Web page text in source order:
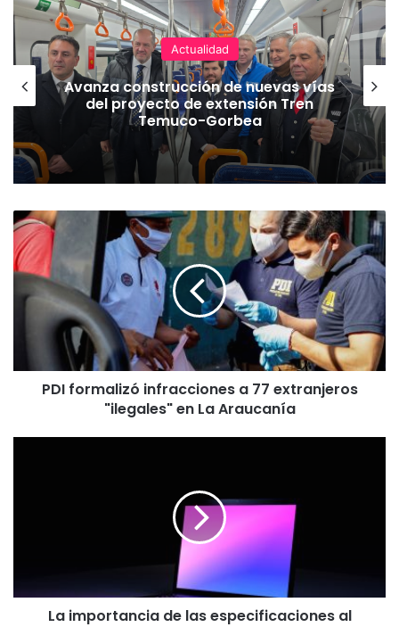
Actualidad
Avanza construcción de nuevas vías
del proyecto de extensión Tren
Temuco-Gorbea
P
D
I
f
o
l
PDI formalizó infracciones a 77 extranjeros
"ilegales" en La Araucanía
a
La importancia de las especificaciones al